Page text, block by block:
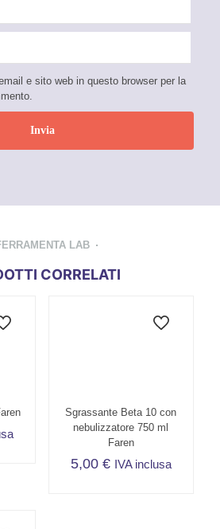
e sito web in questo browser per la
LAB
CORRELATI
Sgrassante Beta 10 con
nebulizzatore 750 ml
Faren
5,00 € IVA inclusa